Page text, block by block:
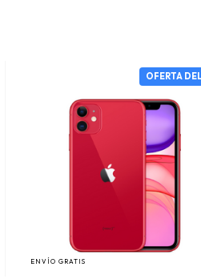
ENVÍO GRATIS